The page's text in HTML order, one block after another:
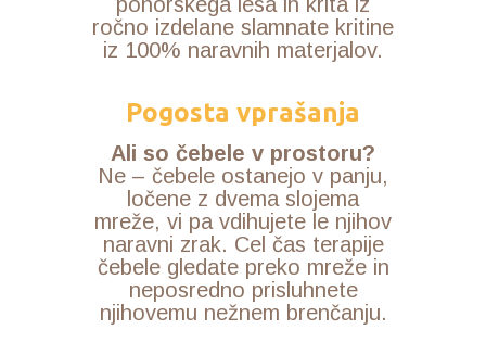
ročno izdelane slamnate kritine
iz 100% naravnih materjalov.
Pogosta vprašanja
Ali so čebele v prostoru?
Ne – čebele ostanejo v panju,
ločene z dvema slojema
mreže, vi pa vdihujete le njihov
naravni zrak. Cel čas terapije
čebele gledate preko mreže in
neposredno prisluhnete
njihovemu nežnem brenčanju.